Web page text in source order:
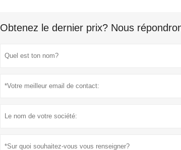
Obtenez le dernier prix? Nous